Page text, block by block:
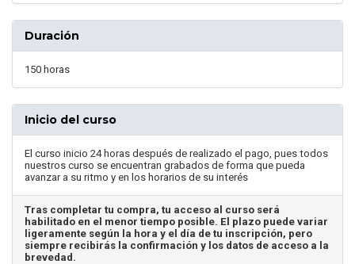
Duración
150 horas
Inicio del curso
El curso inicio 24 horas después de realizado el pago, pues todos
nuestros curso se encuentran grabados de forma que pueda
avanzar a su ritmo y en los horarios de su interés
Tras completar tu compra, tu acceso al curso será
habilitado en el menor tiempo posible. El plazo puede variar
ligeramente según la hora y el día de tu inscripción, pero
siempre recibirás la confirmación y los datos de acceso a la
brevedad.